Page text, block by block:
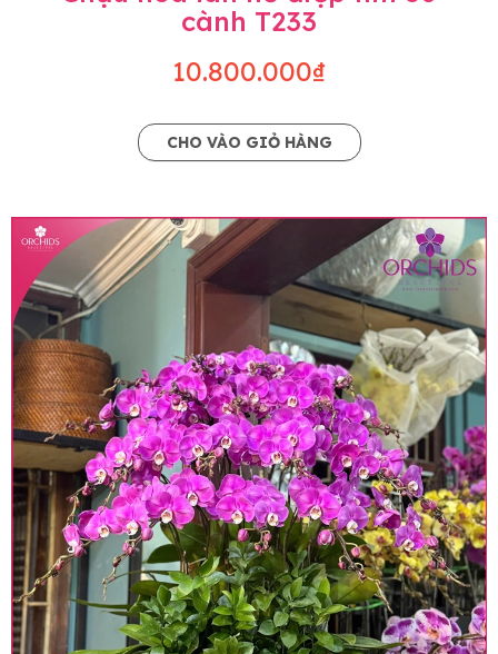
cành T233
10.800.000₫
CHO VÀO GIỎ HÀNG